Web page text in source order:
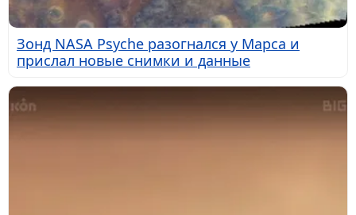
Зонд NASA Psyche разогнался у Марса и
прислал новые снимки и данные